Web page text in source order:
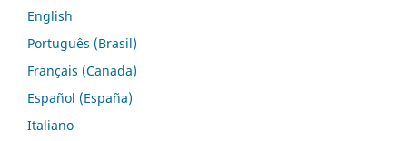
English
Português (Brasil)
Français (Canada)
Español (España)
Italiano